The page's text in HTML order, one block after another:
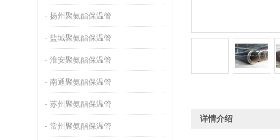
扬州聚氨酯保温管
盐城聚氨酯保温管
淮安聚氨酯保温管
南通聚氨酯保温管
苏州聚氨酯保温管
常州聚氨酯保温管
详情介绍